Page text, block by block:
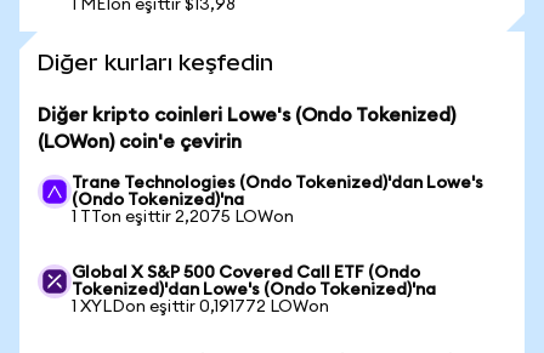
1 MEIon eşittir $13,98
Diğer kurları keşfedin
Diğer kripto coinleri Lowe's (Ondo Tokenized)
(LOWon) coin'e çevirin
Trane Technologies (Ondo Tokenized)'dan Lowe's
(Ondo Tokenized)'na
1 TTon eşittir 2,2075 LOWon
Global X S&P 500 Covered Call ETF (Ondo
Tokenized)'dan Lowe's (Ondo Tokenized)'na
1 XYLDon eşittir 0,191772 LOWon